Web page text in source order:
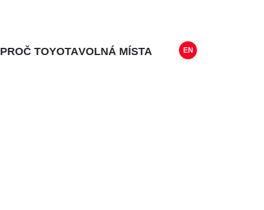
PROČ TOYOTAVOLNÁ MÍSTA EN